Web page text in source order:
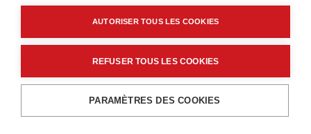
AUTORISER TOUS LES COOKIES
REFUSER TOUS LES COOKIES
PARAMÈTRES DES COOKIES
Caractéristiques techniques
Ajouter au panier